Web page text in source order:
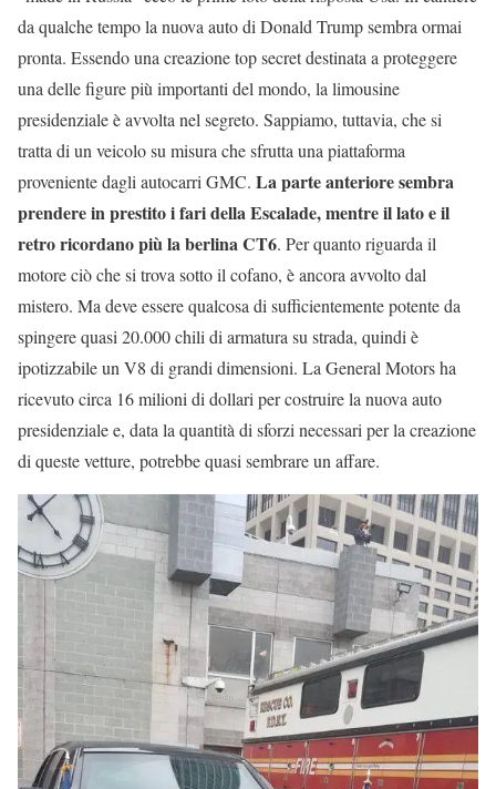
da qualche tempo la nuova auto di Donald Trump sembra ormai
pronta. Essendo una creazione top secret destinata a proteggere
una delle figure più importanti del mondo, la limousine
presidenziale è avvolta nel segreto. Sappiamo, tuttavia, che si
tratta di un veicolo su misura che sfrutta una piattaforma
proveniente dagli autocarri GMC. La parte anteriore sembra
prendere in prestito i fari della Escalade, mentre il lato e il
retro ricordano più la berlina CT6. Per quanto riguarda il
motore ciò che si trova sotto il cofano, è ancora avvolto dal
mistero. Ma deve essere qualcosa di sufficientemente potente da
spingere quasi 20.000 chili di armatura su strada, quindi è
ipotizzabile un V8 di grandi dimensioni. La General Motors ha
ricevuto circa 16 milioni di dollari per costruire la nuova auto
presidenziale e, data la quantità di sforzi necessari per la creazione
di queste vetture, potrebbe quasi sembrare un affare.